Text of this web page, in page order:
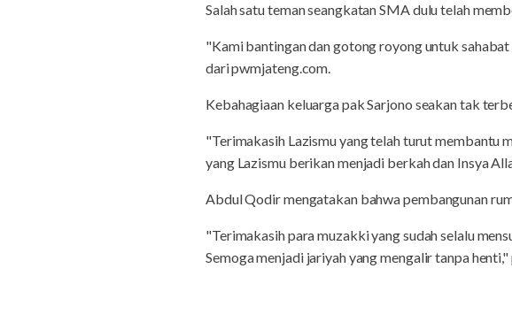
Salah satu teman seangkatan SMA dulu telah
"Kami bantingan dan gotong royong untuk
dari pwmjateng.com.
Kebahagiaan keluarga pak Sarjono seakan tak
"Terimakasih Lazismu yang telah turut membantu
yang Lazismu berikan menjadi berkah dan Insya
Abdul Qodir mengatakan bahwa pembangunan
"Terimakasih para muzakki yang sudah selalu
Semoga menjadi jariyah yang mengalir tanpa